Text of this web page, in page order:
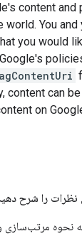
content
world. You
you would
content can
on
نظرات را شرح
نحوه مرتب‌سازی